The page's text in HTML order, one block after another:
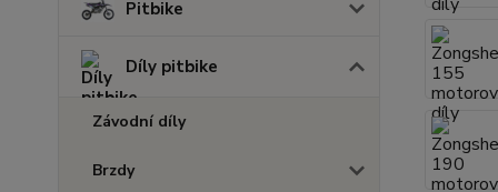
Pitbike
Díly pitbike
Závodní díly
Brzdy